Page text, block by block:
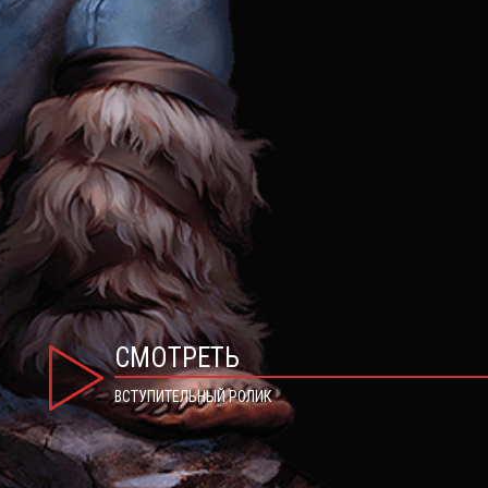
СМОТРЕТЬ
ВСТУПИТЕЛЬНЫЙ РОЛИК